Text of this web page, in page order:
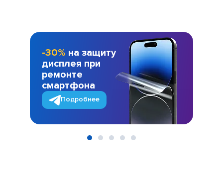
-30% на защиту
дисплея при
ремонте
смартфона
Подробнее